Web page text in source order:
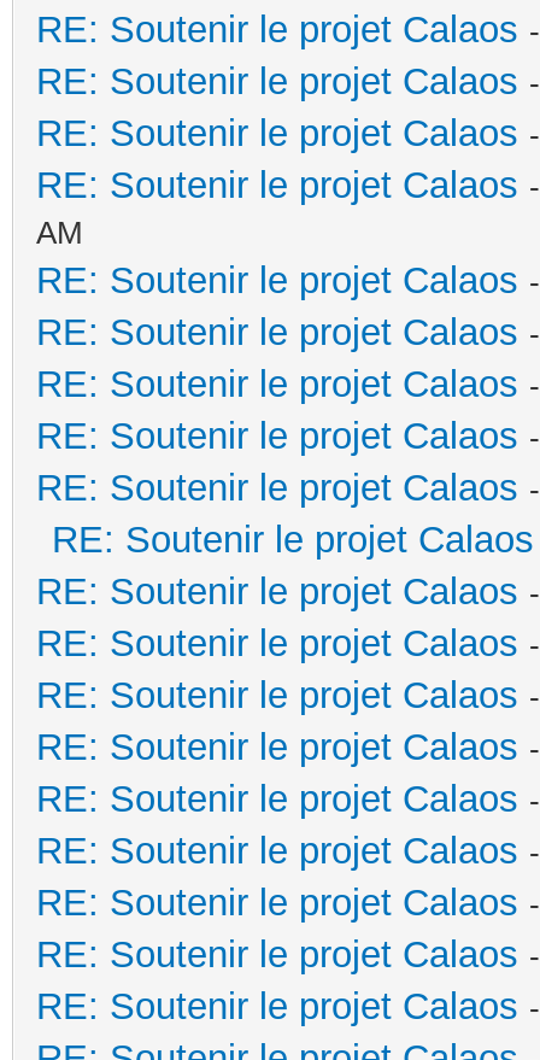
RE: Soutenir le projet Calaos
RE: Soutenir le projet Calaos
RE: Soutenir le projet Calaos
RE: Soutenir le projet Calaos
AM
RE: Soutenir le projet Calaos
RE: Soutenir le projet Calaos
RE: Soutenir le projet Calaos
RE: Soutenir le projet Calaos
RE: Soutenir le projet Calaos
RE: Soutenir le projet Calaos
RE: Soutenir le projet Calaos
RE: Soutenir le projet Calaos
RE: Soutenir le projet Calaos
RE: Soutenir le projet Calaos
RE: Soutenir le projet Calaos
RE: Soutenir le projet Calaos
RE: Soutenir le projet Calaos
RE: Soutenir le projet Calaos
RE: Soutenir le projet Calaos